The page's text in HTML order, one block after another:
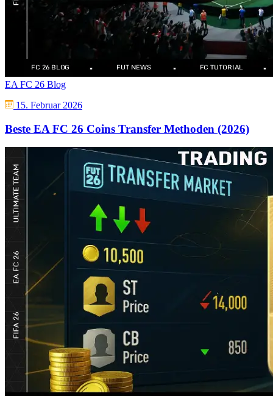
EA FC 26 Blog
15. Februar 2026
Beste EA FC 26 Coins Transfer Methoden (2026)